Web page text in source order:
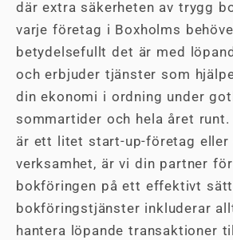
där extra säkerheten av trygg
varje företag i Boxholms
betydelsefullt det är med
och erbjuder tjänster som
din ekonomi i ordning under
sommartider och hela året
är ett litet start-up-företag eller
verksamhet, är vi din partner
bokföringen på ett effektivt
bokföringstjänster inkluderar
hantera löpande transaktioner